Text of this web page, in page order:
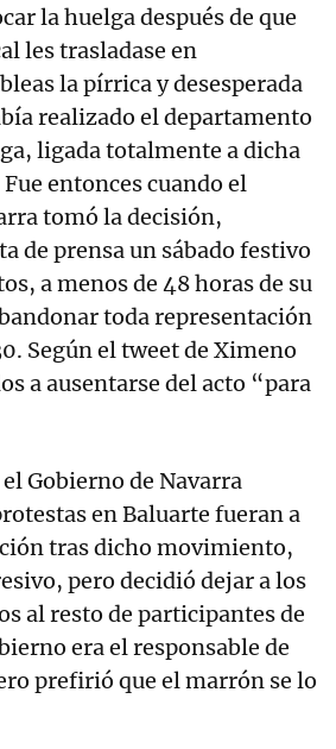
la huelga después de que
les trasladase en
la pírrica y desesperada
realizado el departamento
ligada totalmente a dicha
entonces cuando el
tomó la decisión,
de prensa un sábado festivo
a menos de 48 horas de su
toda representación
Según el tweet de Ximeno
a ausentarse del acto “para
Gobierno de Navarra
en Baluarte fueran a
tras dicho movimiento,
pero decidió dejar a los
al resto de participantes de
era el responsable de
prefirió que el marrón se lo